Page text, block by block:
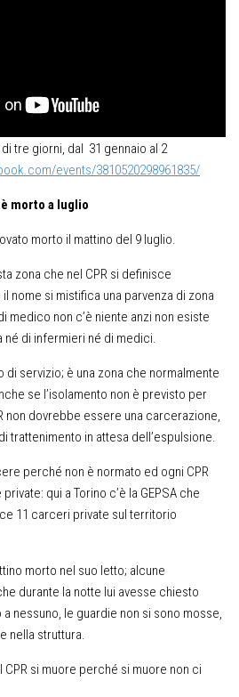
tre giorni, dal 31 gennaio al 2
events/3810520298961835/
morto a luglio
morto il mattino del 9 luglio.
zona che nel CPR si definisce
nome si mistifica una parvenza di zona
medico non c’è niente anzi non esiste
di infermieri né di medici.
di servizio; è una zona che normalmente
se l’isolamento non è previsto per
non dovrebbe essere una carcerazione,
trattenimento in attesa dell’espulsione.
perché non è normato ed ogni CPR
qui a Torino c’è la GEPSA che
11 carceri private sul territorio
morto nel suo letto; alcune
durante la notte lui avesse chiesto
nessuno, le guardie non si sono mosse,
nella struttura.
si muore perché si muore non ci